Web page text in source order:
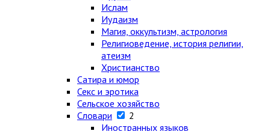
Ислам
Иудаизм
Магия, оккультизм, астрология
Религиоведение, история религии,
атеизм
Христианство
Сатира и юмор
Секс и эротика
Сельское хозяйство
Словари
2
Иностранных языков